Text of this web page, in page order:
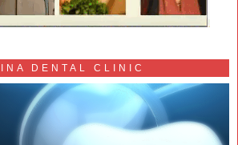
DENTAL CLINIC